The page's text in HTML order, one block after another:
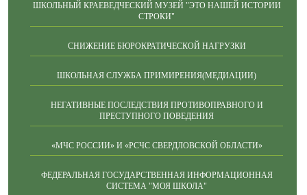
ШКОЛЬНЫЙ КРАЕВЕДЧЕСКИЙ МУЗЕЙ "ЭТО НАШЕЙ ИСТОРИИ
СТРОКИ"
СНИЖЕНИЕ БЮРОКРАТИЧЕСКОЙ НАГРУЗКИ
ШКОЛЬНАЯ СЛУЖБА ПРИМИРЕНИЯ(МЕДИАЦИИ)
НЕГАТИВНЫЕ ПОСЛЕДСТВИЯ ПРОТИВОПРАВНОГО И
ПРЕСТУПНОГО ПОВЕДЕНИЯ
«МЧС РОССИИ» И «РСЧС СВЕРДЛОВСКОЙ ОБЛАСТИ»
ФЕДЕРАЛЬНАЯ ГОСУДАРСТВЕННАЯ ИНФОРМАЦИОННАЯ
СИСТЕМА "МОЯ ШКОЛА"